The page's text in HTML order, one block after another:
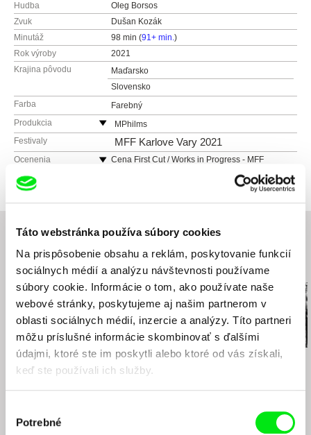
Táto webstránka používa súbory cookies
Na prispôsobenie obsahu a reklám, poskytovanie funkcií
sociálnych médií a analýzu návštevnosti používame
súbory cookie. Informácie o tom, ako používate naše
webové stránky, poskytujeme aj našim partnerom v
oblasti sociálnych médií, inzercie a analýzy. Títo partneri
môžu príslušné informácie skombinovať s ďalšími
údajmi, ktoré ste im poskytli alebo ktoré od vás získali,
keď ste používali ich služby.
súhlasu
Potrebné
Hudba
Oleg Borsos
Zvuk
Dušan Kozák
Minutáž
98 min (91+ min.)
Rok výroby
2021
Krajina pôvodu
Maďarsko
Slovensko
Farba
Farebný
Produkcia
MPhilms
Horná 5
83152 Bratislava
e-mail:mphilms@mphilms.sk
Pozsonyi út 14.
1137 Budapest
Maďarsko
web: https://protoncinema.hu/
e-mail:office@protoncinema.hu
Festivaly MFF Karlove Vary 2021
Ocenenia
Cena First Cut / Works in Progress - MFF
Cena divákov - Cinefest Miskolc 2021
Najlepší debut a Najlepší celovečerný film -
Súvisiace filmy (20)
Dušan Hanák
Ja milujem, ty miluješ
Dušan Hanák
Ružové sny
Dušan Hanák